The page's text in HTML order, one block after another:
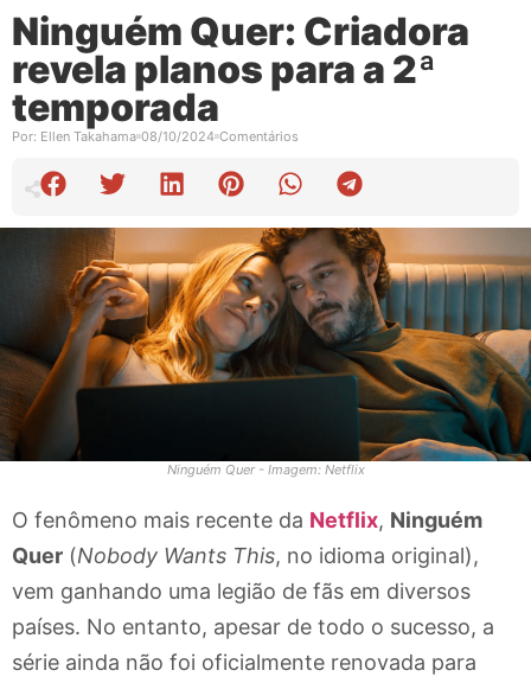
Ninguém Quer: Criadora
revela planos para a 2ª
temporada
Por: Ellen Takahama 08/10/2024 Comentários
Ninguém Quer - Imagem: Netflix
O fenômeno mais recente da Netflix, Ninguém
Quer (Nobody Wants This, no idioma original),
vem ganhando uma legião de fãs em diversos
países. No entanto, apesar de todo o sucesso, a
série ainda não foi oficialmente renovada para